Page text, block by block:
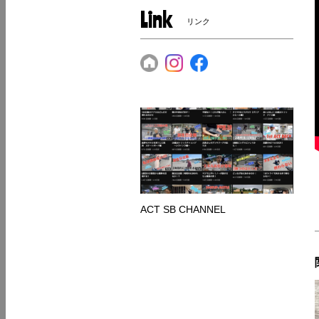
Link リンク
ACT SB CHANNEL